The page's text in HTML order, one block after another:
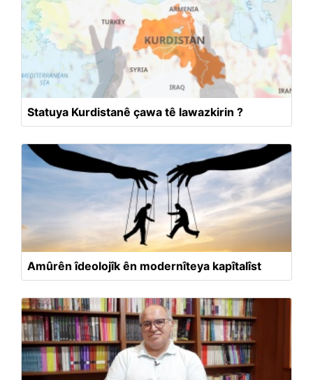
Statuya Kurdistanê çawa tê lawazkirin ?
Amûrên îdeolojîk ên modernîteya kapîtalîst